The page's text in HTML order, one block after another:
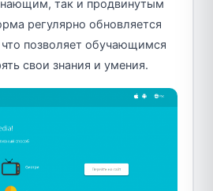
так и продвинутым
регулярно обновляется
позволяет обучающимся
свои знания и умения.